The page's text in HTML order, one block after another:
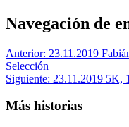
Navegación de
Anterior: 23.11.2019
Selección
Siguiente: 23.11.2019 5K,
Más historias